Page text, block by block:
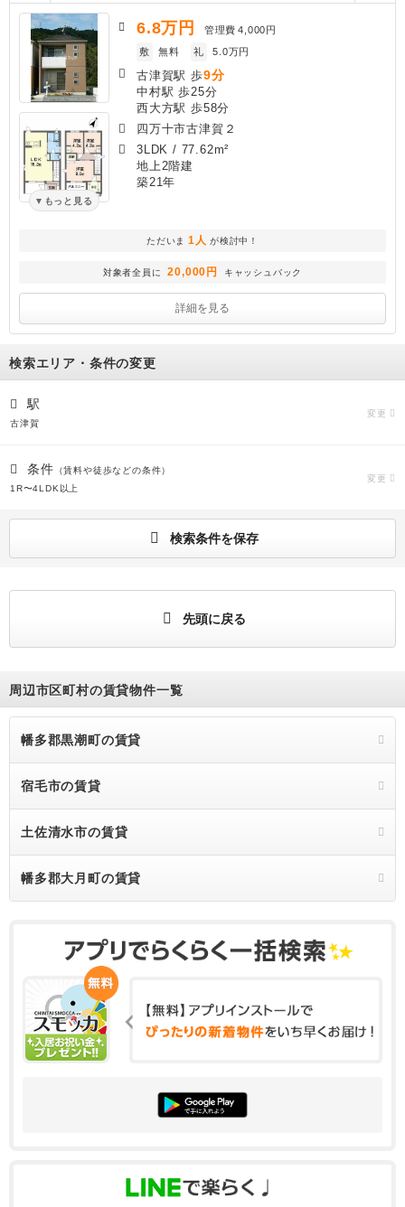
もっと見る
6.8万円 管理費 4,000円
敷
無料 礼 5.0万円
古津賀駅 歩9分
中村駅 歩25分
西大方駅 歩58分
四万十市古津賀２
3LDK / 77.62m²
地上2階建
築21年
ただいま 1人 が検討中！
対象者全員に 20,000円 キャッシュバック
詳細を見る
検索エリア・条件の変更
駅
古津賀
変更
条件 （賃料や徒歩などの条件）
1R〜4LDK以上
変更
検索条件を保存
先頭に戻る
周辺市区町村の賃貸物件一覧
幡多郡黒潮町の賃貸
宿毛市の賃貸
土佐清水市の賃貸
幡多郡大月町の賃貸